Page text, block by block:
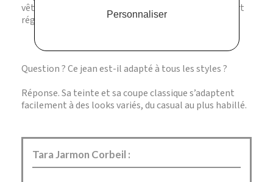
vêtement confortable et résistant, idéal pour un port
régulier.
Question ? Ce jean est-il adapté à tous les styles ?
Réponse. Sa teinte et sa coupe classique s’adaptent
facilement à des looks variés, du casual au plus habillé.
Tara Jarmon Corbeil :
Personnaliser